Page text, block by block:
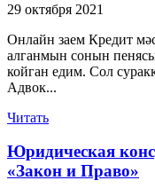
29 октября 2021
Онлайн заем Кредит
алганмын сонын
койган едим. Сол
Адвок...
Читать
Юридическая
«Закон и Право»